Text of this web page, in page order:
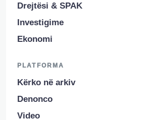
Drejtësi & SPAK
Investigime
Ekonomi
PLATFORMA
Kërko në arkiv
Denonco
Video